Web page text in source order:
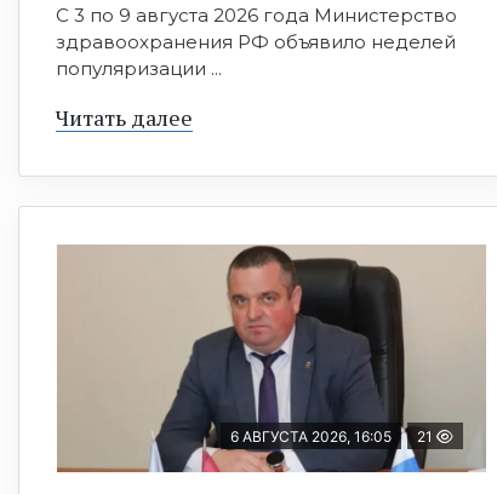
С 3 по 9 августа 2026 года Министерство
здравоохранения РФ объявило неделей
популяризации ...
Читать далее
6 АВГУСТА 2026, 16:05 21